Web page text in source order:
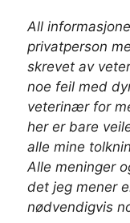
All
privatperson
skrevet av
noe feil med
veterinær for
her er bare
alle mine
Alle meninger
det jeg mener
nødvendigvis